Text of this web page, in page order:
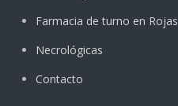
Farmacia de turno en Rojas
Necrológicas
Contacto